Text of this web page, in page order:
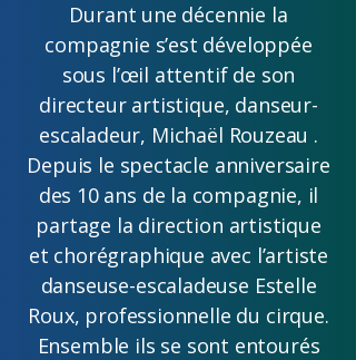
Durant une décennie la
compagnie s’est développée
sous l’œil attentif de son
directeur artistique, danseur-
escaladeur, Michaël Rouzeau .
Depuis le spectacle anniversaire
des 10 ans de la compagnie, il
partage la direction artistique
et chorégraphique avec l’artiste
danseuse-escaladeuse Estelle
Roux, professionnelle du cirque.
Ensemble ils se sont entourés